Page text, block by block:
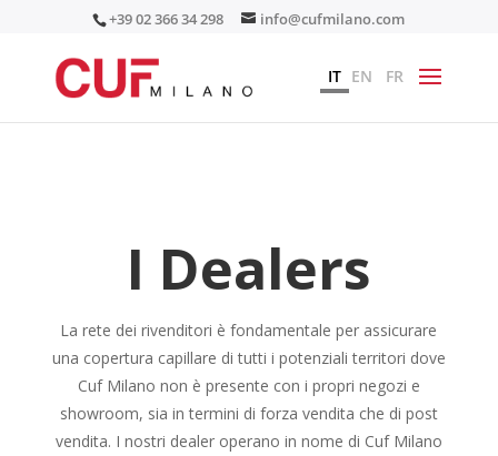
+39 02 366 34 298 info@cufmilano.com
IT EN FR
I Dealers
La rete dei rivenditori è fondamentale per assicurare
una copertura capillare di tutti i potenziali territori dove
Cuf Milano non è presente con i propri negozi e
showroom, sia in termini di forza vendita che di post
vendita. I nostri dealer operano in nome di Cuf Milano